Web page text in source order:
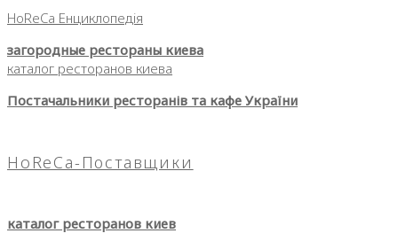
HoReCa Енциклопедія
загородные рестораны киева
каталог ресторанов киева
Постачальники ресторанів та кафе України
HoReCa-Поставщики
каталог ресторанов киев